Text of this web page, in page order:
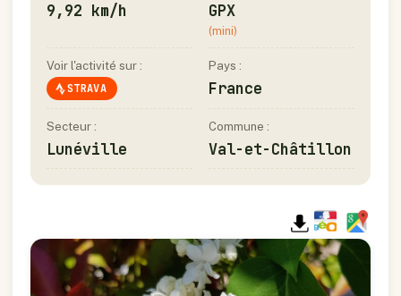
9,92 km/h GPX
(mini)
Voir l'activité sur :
STRAVA
Pays :
France
Secteur :
Lunéville
Commune :
Val-et-Châtillon